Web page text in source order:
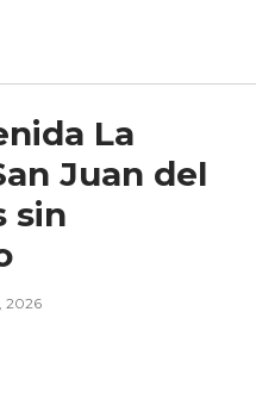
La
Juan del
sin
2026